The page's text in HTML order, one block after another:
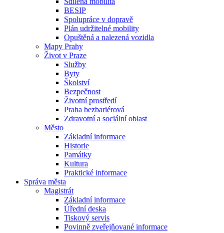
BESIP
Spolupráce v dopravě
Plán udržitelné mobility
Opuštěná a nalezená vozidla
Mapy Prahy
Život v Praze
Služby
Byty
Školství
Bezpečnost
Životní prostředí
Praha bezbariérová
Zdravotní a sociální oblast
Město
Základní informace
Historie
Památky
Kultura
Praktické informace
Správa města
Magistrát
Základní informace
Úřední deska
Tiskový servis
Povinně zveřejňované informace